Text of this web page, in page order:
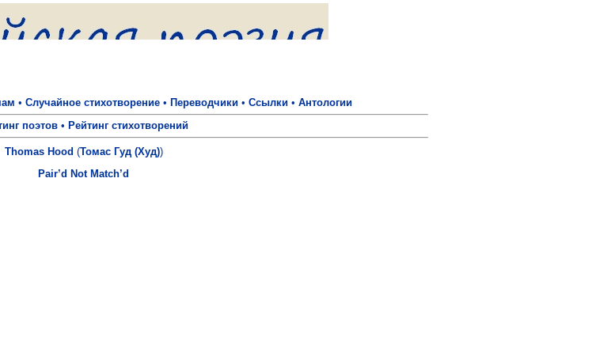
• Случайное стихотворение• Переводчики• Ссылки• Антологии
поэтов • Рейтинг стихотворений
Thomas Hood (Томас Гуд (Худ))
Pair’d Not Match’d